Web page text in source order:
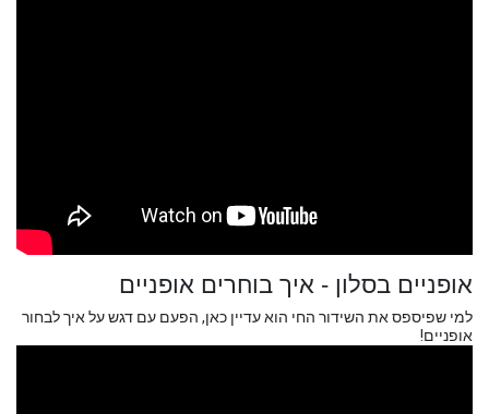
אופניים בסלון - איך בוחרים אופניים
למי שפיספס את השידור החי הוא עדיין כאן, הפעם עם דגש על איך לבחור
אופניים!